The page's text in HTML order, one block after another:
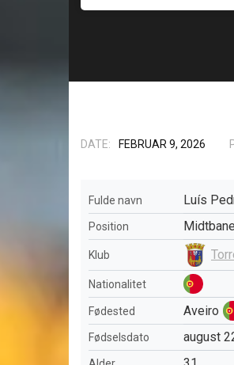
DATE: FEBRUAR 9, 2026
Fulde navn Luís
Position
Klub
Nationalitet
Fødested Aveiro
Fødselsdato august